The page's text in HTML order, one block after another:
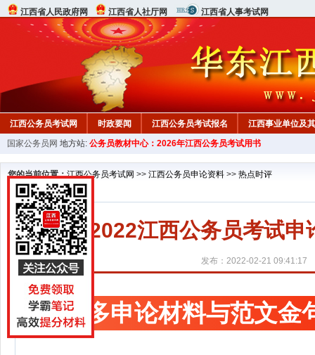
江西省人民政府网 江西省人社厅网 江西省人事考试网
江西公务员考试网 时政要闻 江西公务员考试报名 江西事业单位及
行测真题 在线咨询 教材中心
国家公务员网 地方站: 公务员教材中心：2026年江西公务员考试用书
您的当前位置：江西公务员考试网 >> 江西公务员申论资料 >> 热点时评
2022江西公务员考试
发布：2022-02-21 09:41:17
更多申论材料与范文金